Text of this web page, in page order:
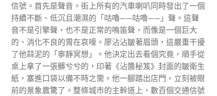
信號。首先是聲音。街上所有的汽車喇叭同時發出了一個
持續不斷、低沉且潮濕的「咕嚕——咕嚕——」聲。這聲
音不是引擎聲，也不是正常的鳴笛聲，而像是一個巨大
的、消化不良的胃在哀嚎。廖沾沾皺著眉頭，這嚴重干擾
了他蒜泥的「寧靜冥想」。他決定出去看個究竟，順手從
桌上拿了一張髒兮兮的，印著《沾醬秘笈》封面的皺衛生
紙，塞進口袋以備不時之需。他一腳踏出店門，立刻被眼
前的景象震驚了。整條城市的主幹道上，數百個交通信號